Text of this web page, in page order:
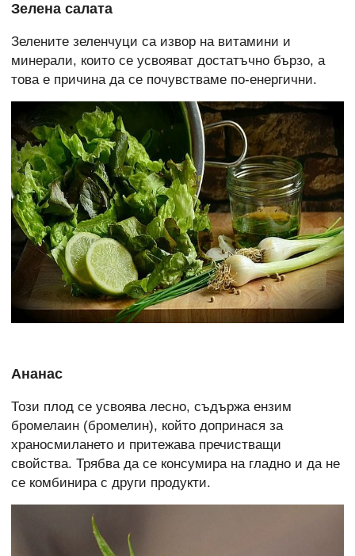
Зелена салата
Зелените зеленчуци са извор на витамини и
минерали, които се усвояват достатъчно бързо, а
това е причина да се почувстваме по-енергични.
Ананас
Този плод се усвоява лесно, съдържа ензим
бромелаин (бромелин), който допринася за
храносмилането и притежава пречистващи
свойства. Трябва да се консумира на гладно и да не
се комбинира с други продукти.